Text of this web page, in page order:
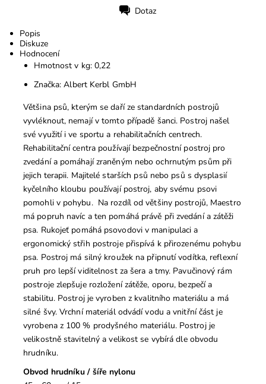
Dotaz
Popis
Diskuze
Hodnocení
Hmotnost v kg: 0,22
Značka: Albert Kerbl GmbH
Většina psů, kterým se daří ze standardních postrojů
vyvléknout, nemají v tomto případě šanci. Postroj našel
své využití i ve sportu a rehabilitačních centrech.
Rehabilitační centra používají bezpečnostní postroj pro
zvedání a pomáhají zraněným nebo ochrnutým psům při
jejich terapii. Majitelé starších psů nebo psů s dysplasií
kyčelního kloubu používají postroj, aby svému psovi
pomohli v pohybu. Na rozdíl od většiny postrojů, Maestro
má popruh navíc a ten pomáhá právě při zvedání a zátěži
psa. Rukojeť pomáhá psovodovi v manipulaci a
ergonomický střih postroje přispívá k přirozenému pohybu
psa. Postroj má silný kroužek na připnutí vodítka, reflexní
pruh pro lepší viditelnost za šera a tmy. Pavučinový rám
postroje zlepšuje rozložení zátěže, oporu, bezpečí a
stabilitu. Postroj je vyroben z kvalitního materiálu a má
silné švy. Vrchní materiál odvádí vodu a vnitřní část je
vyrobena z 100 % prodyšného materiálu. Postroj je
velikostně stavitelný a velikost se vybírá dle obvodu
hrudníku.
Obvod hrudníku / šíře nylonu